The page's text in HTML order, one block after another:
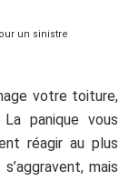
un sinistre
votre toiture,
panique vous
réagir au plus
mais